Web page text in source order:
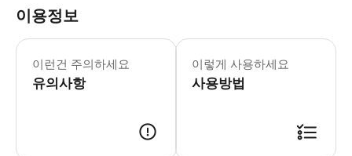
이용정보
이런건 주의하세요
유의사항
- 개인 맞춤형 경험을 보장하기 위해
이렇게 사용하세요
사용방법